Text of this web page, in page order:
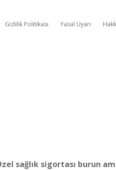
Gizlilik Politikası Yasal Uyarı
sağlık sigortası burun